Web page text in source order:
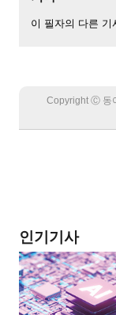
이 필자의 다른 기
Copyright Ⓒ 동
인기기사